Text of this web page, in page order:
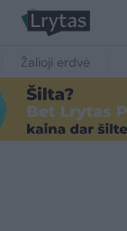
Žalioji erdvė